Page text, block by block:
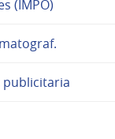
(IMPO)
publicitaria